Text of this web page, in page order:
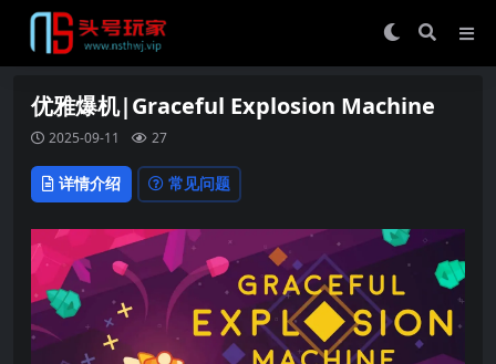
优雅爆机|Graceful Explosion Machine
2025-09-11 27
详情介绍 常见问题